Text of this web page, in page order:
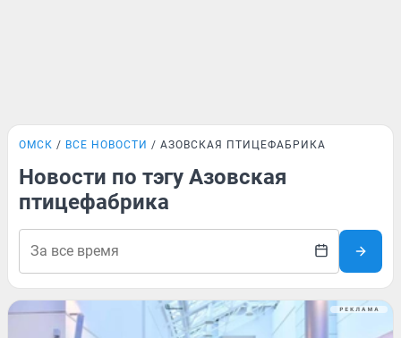
ОМСК ВСЕ НОВОСТИ АЗОВСКАЯ ПТИЦЕФАБРИКА
Новости по тэгу Азовская
птицефабрика